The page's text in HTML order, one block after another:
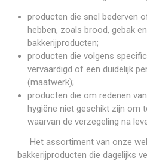
producten die snel bederven
hebben, zoals brood, gebak
bakkerijproducten;
producten die volgens
vervaardigd of een duidelijk
(maatwerk);
producten die om redenen
hygiëne niet geschikt zijn om
waarvan de verzegeling na
Het assortiment van onze
bakkerijproducten die dagelijks